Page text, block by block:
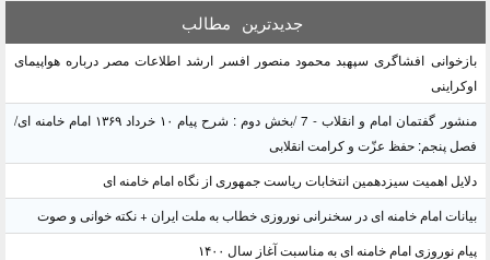
جدیدترین مطالب
بازخوانی افشاگری سپهبد محمود منصور افسر ارشد اطلاعات مصر درباره هواپیمای
اوکراینی
منشور گفتمان امام و انقلاب - 7 /بخش دوم : شرح پیام ۱۰ خرداد ۱۳۶۹ امام خامنه ای/
فصل پنجم: حفظ عزّت و کرامت انقلابی
دلایل اهمیت سیزدهمین انتخابات ریاست جمهوری از نگاه امام خامنه ای
بیانات امام خامنه ای در سخنرانی نوروزی خطاب به ملت ایران + نکته خوانی و صوت
پیام نوروزی امام خامنه ای به مناسبت آغاز سال ۱۴۰۰